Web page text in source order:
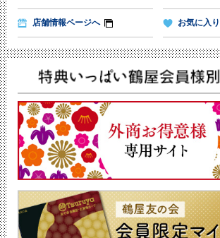
店舗情報ページへ お気に入り